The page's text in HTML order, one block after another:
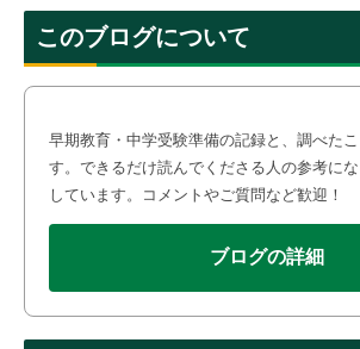
このブログについて
早期教育・中学受験準備の記録と、調べた
す。できるだけ読んでくださる人の参考に
しています。コメントやご質問など歓迎！
ブログの詳細